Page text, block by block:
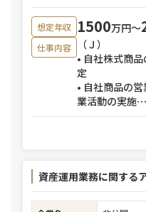
想定年収 1500万円〜
仕事内容
（Ｊ）
• 自社株式商
定
• 自社商品の
業活動の実施⋯
資産運用業務に関する